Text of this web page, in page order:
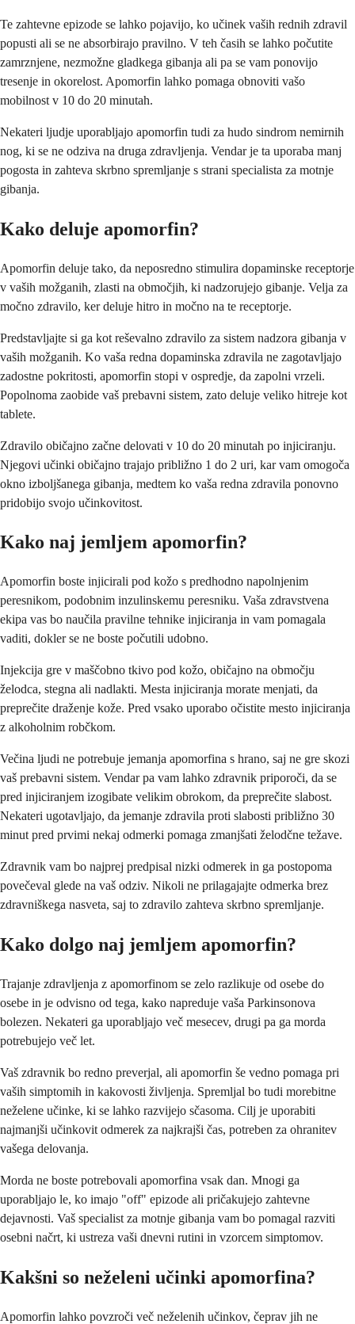
Te zahtevne epizode se lahko pojavijo, ko učinek vaših rednih zdravil
popusti ali se ne absorbirajo pravilno. V teh časih se lahko počutite
zamrznjene, nezmožne gladkega gibanja ali pa se vam ponovijo
tresenje in okorelost. Apomorfin lahko pomaga obnoviti vašo
mobilnost v 10 do 20 minutah.
Nekateri ljudje uporabljajo apomorfin tudi za hudo sindrom nemirnih
nog, ki se ne odziva na druga zdravljenja. Vendar je ta uporaba manj
pogosta in zahteva skrbno spremljanje s strani specialista za motnje
gibanja.
Kako deluje apomorfin?
Apomorfin deluje tako, da neposredno stimulira dopaminske receptorje
v vaših možganih, zlasti na območjih, ki nadzorujejo gibanje. Velja za
močno zdravilo, ker deluje hitro in močno na te receptorje.
Predstavljajte si ga kot reševalno zdravilo za sistem nadzora gibanja v
vaših možganih. Ko vaša redna dopaminska zdravila ne zagotavljajo
zadostne pokritosti, apomorfin stopi v ospredje, da zapolni vrzeli.
Popolnoma zaobide vaš prebavni sistem, zato deluje veliko hitreje kot
tablete.
Zdravilo običajno začne delovati v 10 do 20 minutah po injiciranju.
Njegovi učinki običajno trajajo približno 1 do 2 uri, kar vam omogoča
okno izboljšanega gibanja, medtem ko vaša redna zdravila ponovno
pridobijo svojo učinkovitost.
Kako naj jemljem apomorfin?
Apomorfin boste injicirali pod kožo s predhodno napolnjenim
peresnikom, podobnim inzulinskemu peresniku. Vaša zdravstvena
ekipa vas bo naučila pravilne tehnike injiciranja in vam pomagala
vaditi, dokler se ne boste počutili udobno.
Injekcija gre v maščobno tkivo pod kožo, običajno na območju
želodca, stegna ali nadlakti. Mesta injiciranja morate menjati, da
preprečite draženje kože. Pred vsako uporabo očistite mesto injiciranja
z alkoholnim robčkom.
Večina ljudi ne potrebuje jemanja apomorfina s hrano, saj ne gre skozi
vaš prebavni sistem. Vendar pa vam lahko zdravnik priporoči, da se
pred injiciranjem izogibate velikim obrokom, da preprečite slabost.
Nekateri ugotavljajo, da jemanje zdravila proti slabosti približno 30
minut pred prvimi nekaj odmerki pomaga zmanjšati želodčne težave.
Zdravnik vam bo najprej predpisal nizki odmerek in ga postopoma
povečeval glede na vaš odziv. Nikoli ne prilagajajte odmerka brez
zdravniškega nasveta, saj to zdravilo zahteva skrbno spremljanje.
Kako dolgo naj jemljem apomorfin?
Trajanje zdravljenja z apomorfinom se zelo razlikuje od osebe do
osebe in je odvisno od tega, kako napreduje vaša Parkinsonova
bolezen. Nekateri ga uporabljajo več mesecev, drugi pa ga morda
potrebujejo več let.
Vaš zdravnik bo redno preverjal, ali apomorfin še vedno pomaga pri
vaših simptomih in kakovosti življenja. Spremljal bo tudi morebitne
neželene učinke, ki se lahko razvijejo sčasoma. Cilj je uporabiti
najmanjši učinkovit odmerek za najkrajši čas, potreben za ohranitev
vašega delovanja.
Morda ne boste potrebovali apomorfina vsak dan. Mnogi ga
uporabljajo le, ko imajo "off" epizode ali pričakujejo zahtevne
dejavnosti. Vaš specialist za motnje gibanja vam bo pomagal razviti
osebni načrt, ki ustreza vaši dnevni rutini in vzorcem simptomov.
Kakšni so neželeni učinki apomorfina?
Apomorfin lahko povzroči več neželenih učinkov, čeprav jih ne